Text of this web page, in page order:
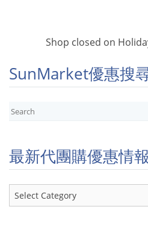
Shop closed on
SunMarket優惠搜
最新代團購優惠情報
最
新